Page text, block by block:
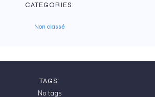
CATEGORIES:
Non classé
TAGS:
No tags